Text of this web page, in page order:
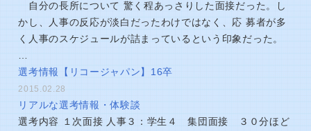
自分の長所について 驚く程あっさりした面接だった。し
かし、人事の反応が淡白だったわけではなく、応 募者が多
く人事のスケジュールが詰まっているという印象だった。
…
選考情報【リコージャパン】16卒
2015.02.28
リアルな選考情報・体験談
選考内容 １次面接 人事３：学生４ 集団面接 ３０分ほど